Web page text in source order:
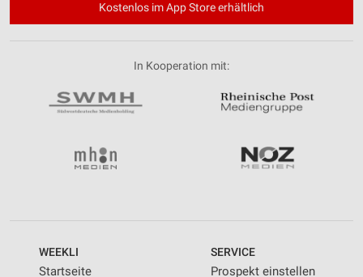
Kostenlos im App Store erhältlich
In Kooperation mit:
WEEKLI
Startseite
SERVICE
Prospekt einstellen